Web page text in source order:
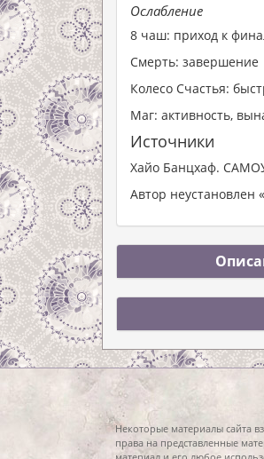
Ослабление
8 чаш: приход к
Смерть: завершение
Колесо Счастья:
Маг: активность,
Источники
Хайо Банцхаф.
Автор неустановлен
Некоторые материалы сайта
права на представленные